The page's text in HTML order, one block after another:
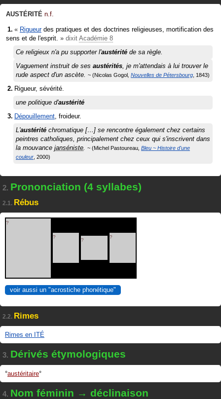
AUSTÉRITÉ n.f.
« Rigueurdes pratiques et des doctrines religieuses, mortification des
sens et de l'esprit. » dixit Académie 8
Ce religieux n'a pu supporter l'austérité de sa règle.
Vaguement instruit de ses austérités, je m'attendais à lui trouver le
rude aspect d'un ascète.
Nicolas Gogol Nouvelles de Pétersbourg 1843
Rigueur, sévérité.
une politique d'austérité
Dépouillement, froideur.
L'austérité chromatique […] se rencontre également chez certains
peintres catholiques, principalement chez ceux qui s'inscrivent dans
la mouvance janséniste. Michel Pastoureau Bleu ~ Histoire d'une
couleur 2000
2. Prononciation (4 syllabes)
2.1. Rébus
?
?
?
?
voir aussi un "acrostiche phonétique"
2.2. Rimes
Rimes en ITÉ
3. Dérivés étymologiques
austéritaire
4. Nom féminin → déclinaison